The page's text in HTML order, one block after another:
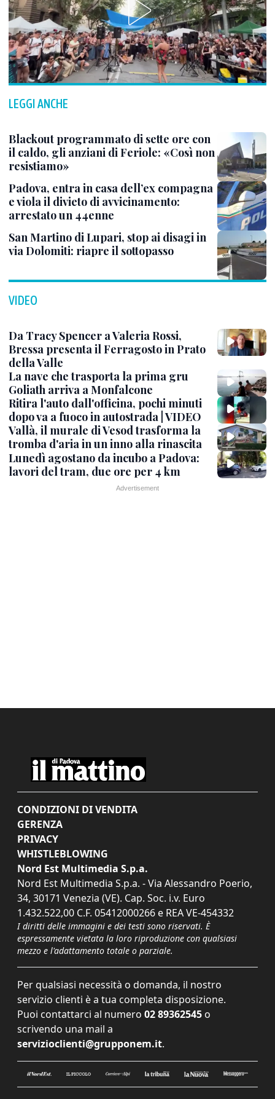
LEGGI ANCHE
Blackout programmato di sette ore con
il caldo, gli anziani di Feriole: «Così non
resistiamo»
Padova, entra in casa dell’ex compagna
e viola il divieto di avvicinamento:
arrestato un 44enne
San Martino di Lupari, stop ai disagi in
via Dolomiti: riapre il sottopasso
VIDEO
Da Tracy Spencer a Valeria Rossi,
Bressa presenta il Ferragosto in Prato
della Valle
La nave che trasporta la prima gru
Goliath arriva a Monfalcone
Ritira l'auto dall'officina, pochi minuti
dopo va a fuoco in autostrada | VIDEO
Vallà, il murale di Vesod trasforma la
tromba d'aria in un inno alla rinascita
Lunedì agostano da incubo a Padova:
lavori del tram, due ore per 4 km
CONDIZIONI DI VENDITA
GERENZA
PRIVACY
WHISTLEBLOWING
Nord Est Multimedia S.p.a.
Nord Est Multimedia S.p.a. - Via Alessandro Poerio,
34, 30171 Venezia (VE). Cap. Soc. i.v. Euro
1.432.522,00 C.F. 05412000266 e REA VE-454332
I diritti delle immagini e dei testi sono riservati. È
espressamente vietata la loro riproduzione con qualsiasi
mezzo e l'adattamento totale o parziale.
Per qualsiasi necessità o domanda, il nostro
servizio clienti è a tua completa disposizione.
Puoi contattarci al numero 02 89362545 o
scrivendo una mail a
servizioclienti@grupponem.it.